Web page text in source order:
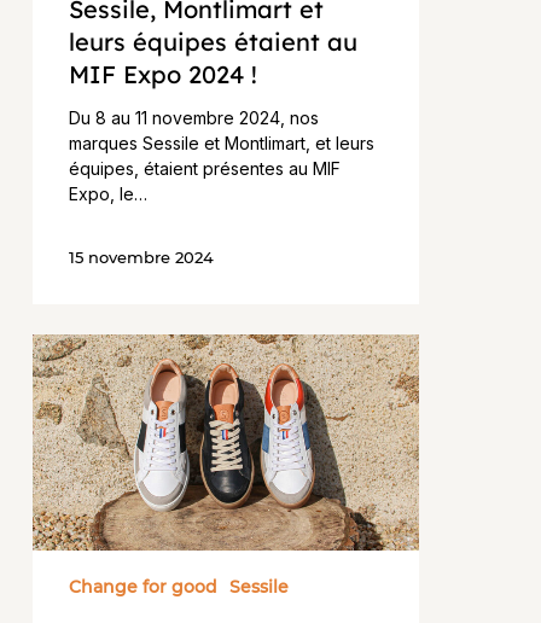
Sessile, Montlimart et
leurs équipes étaient au
MIF Expo 2024 !
Du 8 au 11 novembre 2024, nos
marques Sessile et Montlimart, et leurs
équipes, étaient présentes au MIF
Expo, le…
15 novembre 2024
La
Fédération
Française
de
la
Chaussure
rend
visite
à
Manufacture
Change for good Sessile